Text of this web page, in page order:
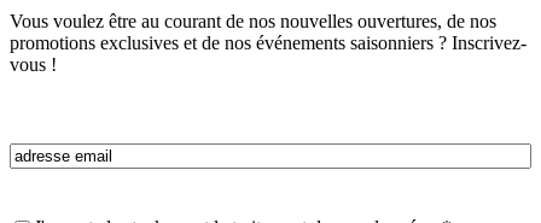
Vous voulez être au courant de nos nouvelles ouvertures, de nos
promotions exclusives et de nos événements saisonniers ? Inscrivez-
vous !
Email(Nécessaire)